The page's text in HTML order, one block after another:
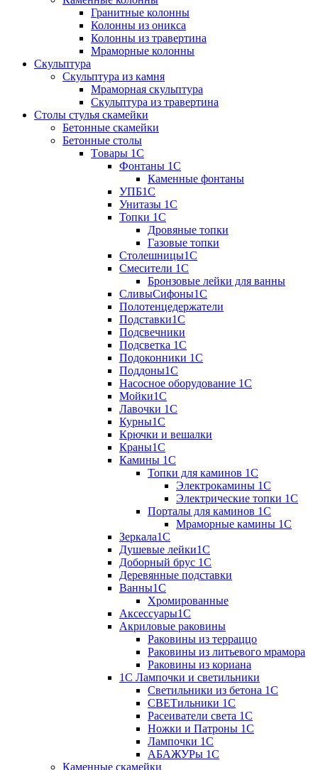
Гранитные колонны
Колонны из оникса
Колонны из травертина
Мраморные колонны
Скульптура
Скульптура из камня
Мраморная скульптура
Скульптура из травертина
Столы стулья скамейки
Бетонные скамейки
Бетонные столы
Tовары 1C
Фонтаны 1C
Каменные фонтаны
УПБ1С
Унитазы 1С
Топки 1С
Дровяные топки
Газовые топки
Столешницы1С
Смесители 1С
Бронзовые лейки для ванны
СливыСифоны1С
Полотенцедержатели
Подставки1С
Подсвечники
Подсветка 1С
Подоконники 1С
Поддоны1С
Насосное оборудование 1С
Мойки1С
Лавочки 1С
Курны1С
Крючки и вешалки
Краны1С
Камины 1C
Топки для каминов 1C
Электрокамины 1С
Электрические топки 1C
Порталы для каминов 1С
Мраморные камины 1C
Зеркала1С
Душевые лейки1С
Доборный брус 1С
Деревянные подставки
Ванны1С
Хромированные
Аксессуары1С
Акриловые раковины
Раковины из терраццо
Раковины из литьевого мрамора
Раковины из кориана
1С Лампочки и светильники
Светильники из бетона 1С
СВЕТильники 1С
Расеиватели света 1С
Ножки и Патроны 1С
Лампочки 1С
АБАЖУРы 1С
Каменные скамейки